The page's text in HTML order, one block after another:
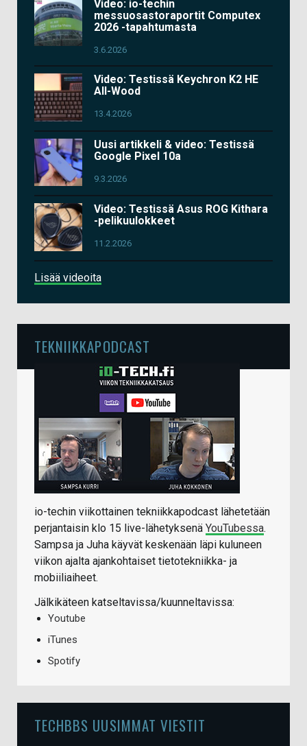
Video: io-techin
messuosastoraportit Computex
2026 -tapahtumasta
3.6.2026
Video: Testissä Keychron K2 HE
All-Wood
13.4.2026
Uusi artikkeli & video: Testissä
Google Pixel 10a
9.3.2026
Video: Testissä Asus ROG Kithara
-pelikuulokkeet
11.2.2026
Lisää videoita
TEKNIIKKAPODCAST
io-techin viikottainen tekniikkapodcast lähetetään
perjantaisin klo 15 live-lähetyksenä YouTubessa.
Sampsa ja Juha käyvät keskenään läpi kuluneen
viikon ajalta ajankohtaiset tietotekniikka- ja
mobiiliaiheet.
Jälkikäteen katseltavissa/kuunneltavissa:
Youtube
iTunes
Spotify
TECHBBS UUSIMMAT VIESTIT